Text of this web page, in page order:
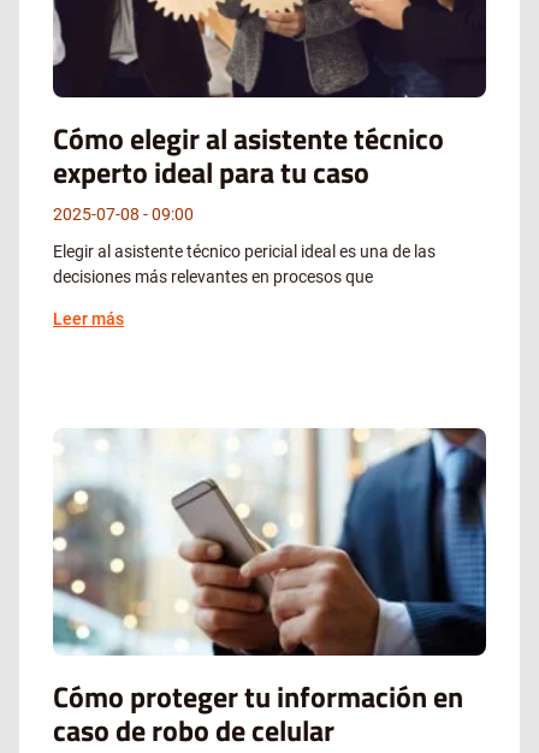
Cómo elegir al asistente técnico
experto ideal para tu caso
2025-07-08
09:00
Elegir al asistente técnico pericial ideal es una de las
decisiones más relevantes en procesos que
Leer más
Cómo proteger tu información en
caso de robo de celular